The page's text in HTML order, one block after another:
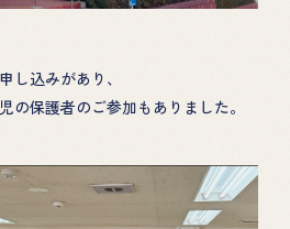
し込みがあり、
の保護者のご参加もありました。